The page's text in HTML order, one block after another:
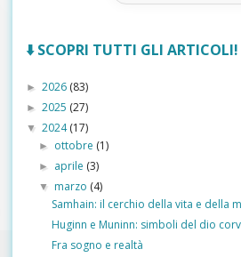
⬇️ SCOPRI TUTTI GLI ARTICOLI!
► 2026 (83)
► 2025 (27)
▼ 2024(17)
► ottobre (1)
► aprile (3)
▼ marzo (4)
Samhain: il cerchio della vita e della
Huginn e Muninn: simboli del dio
Fra sogno e realtà